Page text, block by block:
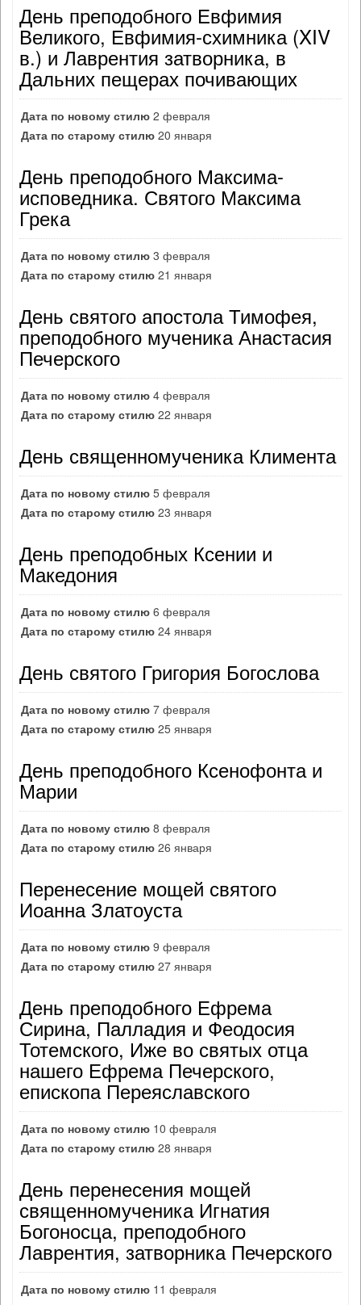
День преподобного Евфимия
Великого, Евфимия-схимника (XIV
в.) и Лаврентия затворника, в
Дальних пещерах почивающих
Дата по новому стилю 2 февраля
Дата по старому стилю 20 января
День преподобного Максима-
исповедника. Святого Максима
Грека
Дата по новому стилю 3 февраля
Дата по старому стилю 21 января
День святого апостола Тимофея,
преподобного мученика Анастасия
Печерского
Дата по новому стилю 4 февраля
Дата по старому стилю 22 января
День священномученика Климента
Дата по новому стилю 5 февраля
Дата по старому стилю 23 января
День преподобных Ксении и
Македония
Дата по новому стилю 6 февраля
Дата по старому стилю 24 января
День святого Григория Богослова
Дата по новому стилю 7 февраля
Дата по старому стилю 25 января
День преподобного Ксенофонта и
Марии
Дата по новому стилю 8 февраля
Дата по старому стилю 26 января
Перенесение мощей святого
Иоанна Златоуста
Дата по новому стилю 9 февраля
Дата по старому стилю 27 января
День преподобного Ефрема
Сирина, Палладия и Феодосия
Тотемского, Иже во святых отца
нашего Ефрема Печерского,
епископа Переяславского
Дата по новому стилю 10 февраля
Дата по старому стилю 28 января
День перенесения мощей
священномученика Игнатия
Богоносца, преподобного
Лаврентия, затворника Печерского
Дата по новому стилю 11 февраля